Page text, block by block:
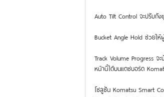
Auto Tilt Control จะปรับถั
Bucket Angle Hold ช่วยใ
Track Volume Progress
หน้านี้ได้บนแดชบอร์ด
โซลูชัน Komatsu Smart